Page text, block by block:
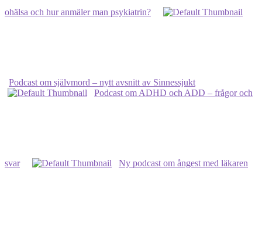
ohälsa och hur anmäler man psykiatrin?
Podcast om självmord – nytt avsnitt av Sinnessjukt
Podcast om ADHD och ADD – frågor och
svar Ny podcast om ångest med läkaren